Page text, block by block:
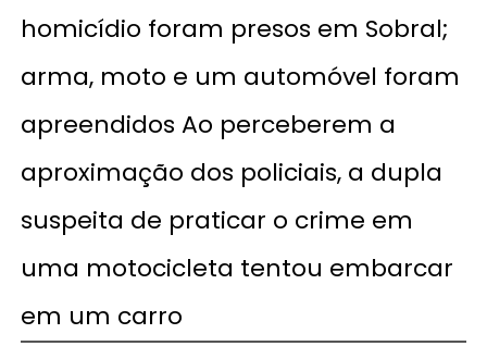
homicídio foram presos em Sobral;
arma, moto e um automóvel foram
apreendidos Ao perceberem a
aproximação dos policiais, a dupla
suspeita de praticar o crime em
uma motocicleta tentou embarcar
em um carro